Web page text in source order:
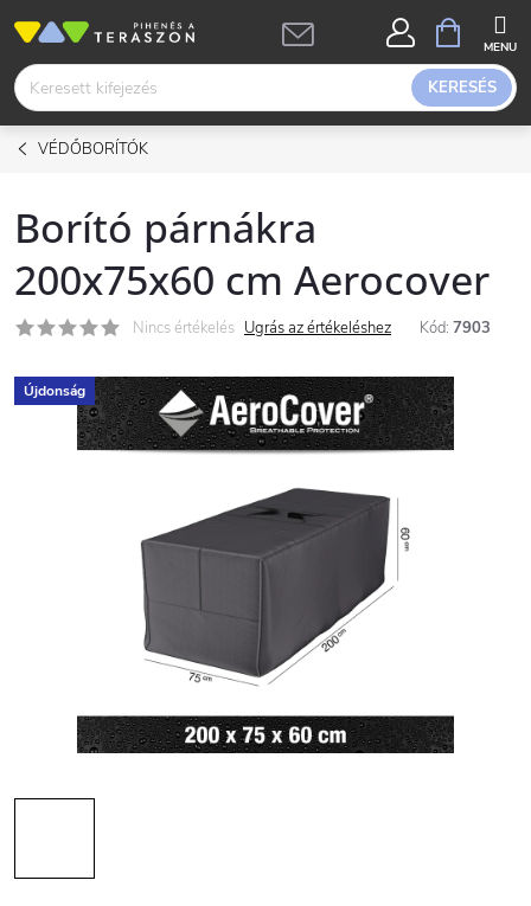
tartalomhoz
KERESÉS
KOSÁR
VÉDŐBORÍTÓK
Borító párnákra
200x75x60 cm Aerocover
Nincs értékelés Ugrás az értékeléshez Kód: 7903
Újdonság